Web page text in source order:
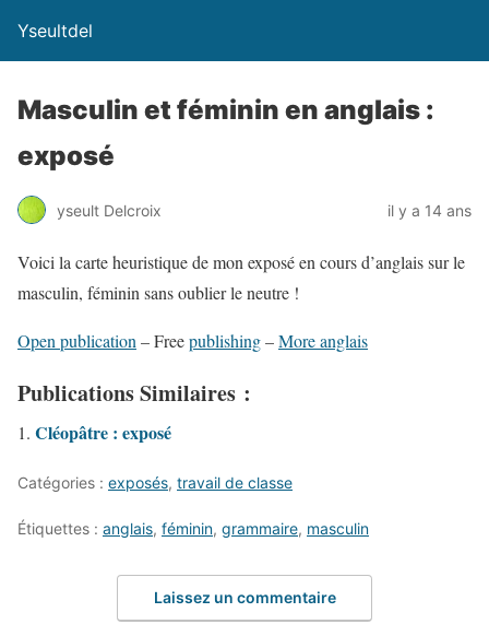
Yseultdel
Masculin et féminin en anglais :
exposé
yseult Delcroix il y a 14 ans
Voici la carte heuristique de mon exposé en cours d’anglais sur le
masculin, féminin sans oublier le neutre !
Open publication – Freepublishing–More anglais
Publications Similaires :
Cléopâtre : exposé
Catégories : exposés, travail de classe
Étiquettes : anglais, féminin, grammaire, masculin
Laissez un commentaire